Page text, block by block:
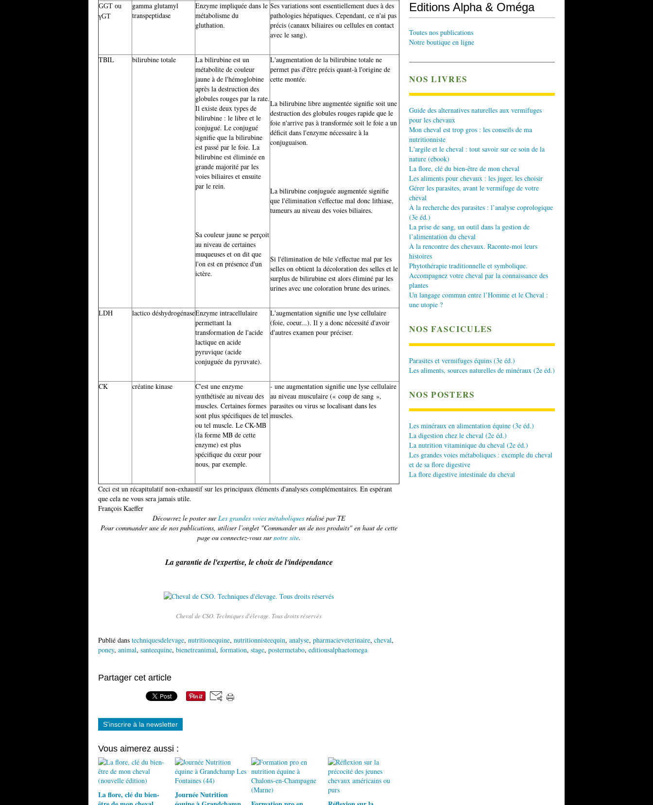
GGT ou
γGT
gamma glutamyl
transpeptidase
Enzyme impliquée dans le
métabolisme du
gluthation.
Ses variations sont essentiellement dues à des
pathologies hépatiques. Cependant, ce n'ai pas
précis (canaux biliaires ou cellules en contact
avec le sang).
TBIL bilirubine totale
La bilirubine est un
métabolite de couleur
jaune à de l'hémoglobine
après la destruction des
globules rouges par la rate.
Il existe deux types de
bilirubine : le libre et le
conjugué. Le conjugué
signifie que la bilirubine
est passé par le foie. La
bilirubine est éliminée en
grande majorité par les
voies biliaires et ensuite
par le rein.
Sa couleur jaune se perçoit
au niveau de certaines
muqueuses et on dit que
l'on est en présence d'un
ictère.
L'augmentation de la bilirubine totale ne
permet pas d'être précis quant-à l'origine de
cette montée.
La bilirubine libre augmentée signifie soit une
destruction des globules rouges rapide que le
foie n'arrive pas à transformée soit le foie a un
déficit dans l'enzyme nécessaire à la
conjuguaison.
La bilirubine conjuguée augmentée signifie
que l'élimination s'effectue mal donc lithiase,
tumeurs au niveau des voies biliaires.
Si l'élimination de bile s'effectue mal par les
selles on obtient la décoloration des selles et le
surplus de bilirubine est alors éliminé par les
urines avec une coloration brune des urines.
LDH lactico déshydrogénaseEnzyme intracellulaire
permettant la
transformation de l'acide
lactique en acide
pyruvique (acide
conjuguée du pyruvate).
L'augmentation signifie une lyse cellulaire
(foie, coeur...). Il y a donc nécessité d'avoir
d'autres examen pour préciser.
CK créatine kinase
C'est une enzyme
synthétisée au niveau des
muscles. Certaines formes
sont plus spécifiques de tel
ou tel muscle. Le CK-MB
(la forme MB de cette
enzyme) est plus
spécifique du cœur pour
nous, par exemple.
- une augmentation signifie une lyse cellulaire
au niveau musculaire (« coup de sang »,
parasites ou virus se localisant dans les
muscles.
Ceci est un récapitulatif non-exhaustif sur les principaux éléments d'analyses complémentaires. En espérant
que cela ne vous sera jamais utile.
François Kaeffer
Découvrez le poster surLes grandes voies métaboliquesréalisé par TE
Pour commander une de nos publications, utiliser l’onglet "Commander un de nos produits" en haut de cette
page ou connectez-vous surnotre site.
La garantie de l'expertise, le choix de l'indépendance
Cheval de CSO. Techniques d'élevage. Tous droits réservés
Publié dans techniquesdelevage, nutritionequine, nutritionnisteequin, analyse, pharmacieveterinaire, cheval,
poney, animal, santeequine, bienetreanimal, formation, stage, postermetabo, editionsalphaetomega
Partager cet article
S'inscrire à la newsletter
Vous aimerez aussi :
La flore, clé du bien-
Journée Nutrition
Editions Alpha & Oméga
Toutes nos publications
Notre boutique en ligne
NOS LIVRES
Guide des alternatives naturelles aux vermifuges
pour les chevaux
Mon cheval est trop gros : les conseils de ma
nutritionniste
L'argile et le cheval : tout savoir sur ce soin de la
nature (ebook)
La flore, clé du bien-être de mon cheval
Les aliments pour chevaux : les juger, les choisir
Gérer les parasites, avant le vermifuge de votre
cheval
À la recherche des parasites : l’analyse coprologique
(3e éd.)
La prise de sang, un outil dans la gestion de
l’alimentation du cheval
À la rencontre des chevaux. Raconte-moi leurs
histoires
Phytothérapie traditionnelle et symbolique.
Accompagnez votre cheval par la connaissance des
plantes
Un langage commun entre l’Homme et le Cheval :
une utopie ?
NOS FASCICULES
Parasites et vermifuges équins (3e éd.)
Les aliments, sources naturelles de minéraux (2e éd.)
NOS POSTERS
Les minéraux en alimentation équine (3e éd.)
La digestion chez le cheval (2e éd.)
La nutrition vitaminique du cheval (2e éd.)
Les grandes voies métaboliques : exemple du cheval
et de sa flore digestive
La flore digestive intestinale du cheval